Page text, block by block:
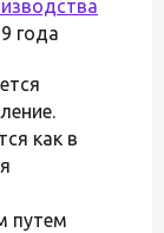
года
как в
путем